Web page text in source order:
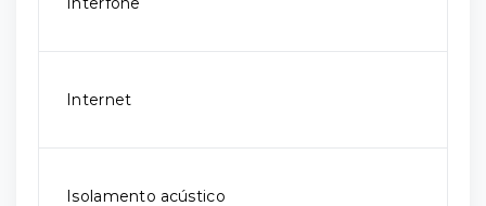
Internet
Isolamento acústico